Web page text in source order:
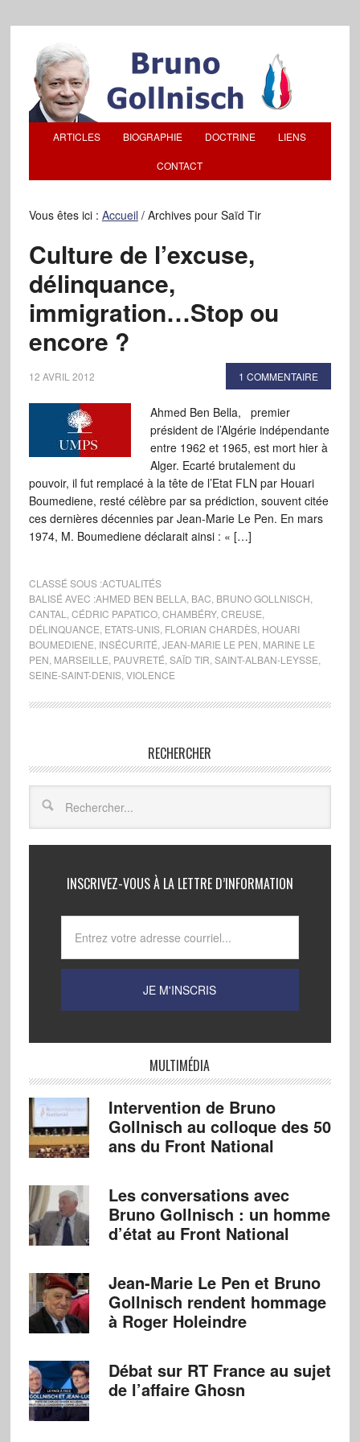
ARTICLES BIOGRAPHIE DOCTRINE LIENS
CONTACT
Vous êtes ici : Accueil /Archives pour Saïd Tir
Culture de l’excuse,
délinquance,
immigration…Stop ou
encore ?
12 AVRIL 2012 1 COMMENTAIRE
Ahmed Ben Bella, premier
président de l’Algérie indépendante
entre 1962 et 1965, est mort hier à
Alger. Ecarté brutalement du
pouvoir, il fut remplacé à la tête de l’Etat FLN par Houari
Boumediene, resté célèbre par sa prédiction, souvent citée
ces dernières décennies par Jean-Marie Le Pen. En mars
1974, M. Boumediene déclarait ainsi : « […]
CLASSÉ SOUS :ACTUALITÉS
BALISÉ AVEC :AHMED BEN BELLA, BAC BRUNO GOLLNISCH
CANTAL
CÉDRIC PAPATICO, CHAMBÉRY, CREUSE
DÉLINQUANCE ETATS-UNIS, FLORIAN CHARDÈS, HOUARI
BOUMEDIENE INSÉCURITÉ JEAN-MARIE LE PEN MARINE LE
PEN MARSEILLE PAUVRETÉ SAÏD TIR SAINT-ALBAN-LEYSSE
SEINE-SAINT-DENIS, VIOLENCE
RECHERCHER
INSCRIVEZ-VOUS À LA LETTRE D’INFORMATION
MULTIMÉDIA
Intervention de Bruno
Gollnisch au colloque des 50
ans du Front National
Les conversations avec
Bruno Gollnisch : un homme
d’état au Front National
Jean-Marie Le Pen et Bruno
Gollnisch rendent hommage
à Roger Holeindre
Débat sur RT France au sujet
de l’affaire Ghosn